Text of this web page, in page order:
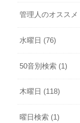
管理人のオススメ
水曜日 (76)
50音別検索 (1)
木曜日 (118)
曜日検索 (1)